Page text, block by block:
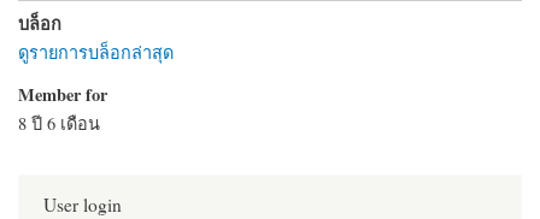
บล็อก
ดูรายการบล็อกล่าสุด
Member for
8 ปี 6 เดือน
User login